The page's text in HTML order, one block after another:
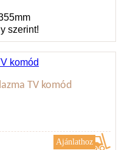
szerint!
TV komód